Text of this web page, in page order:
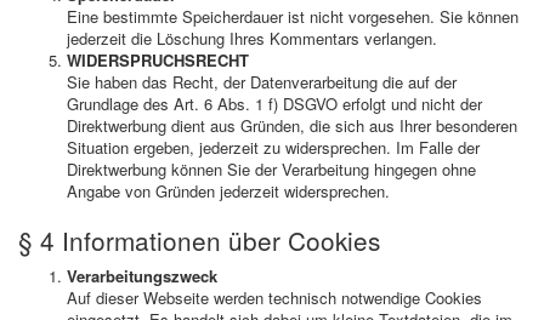
Eine bestimmte Speicherdauer ist nicht vorgesehen. Sie können
jederzeit die Löschung Ihres Kommentars verlangen.
WIDERSPRUCHSRECHT
Sie haben das Recht, der Datenverarbeitung die auf der
Grundlage des Art. 6 Abs. 1 f) DSGVO erfolgt und nicht der
Direktwerbung dient aus Gründen, die sich aus Ihrer besonderen
Situation ergeben, jederzeit zu widersprechen. Im Falle der
Direktwerbung können Sie der Verarbeitung hingegen ohne
Angabe von Gründen jederzeit widersprechen.
§ 4 Informationen über Cookies
Verarbeitungszweck
Auf dieser Webseite werden technisch notwendige Cookies